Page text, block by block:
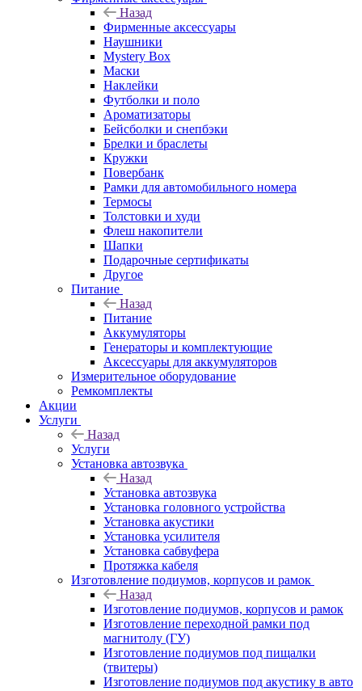
Назад
Фирменные аксессуары
Наушники
Mystery Box
Маски
Наклейки
Футболки и поло
Ароматизаторы
Бейсболки и снепбэки
Брелки и браслеты
Кружки
Повербанк
Рамки для автомобильного номера
Термосы
Толстовки и худи
Флеш накопители
Шапки
Подарочные сертификаты
Другое
Питание
Назад
Питание
Аккумуляторы
Генераторы и комплектующие
Аксессуары для аккумуляторов
Измерительное оборудование
Ремкомплекты
Акции
Услуги
Назад
Услуги
Установка автозвука
Назад
Установка автозвука
Установка головного устройства
Установка акустики
Установка усилителя
Установка сабвуфера
Протяжка кабеля
Изготовление подиумов, корпусов и рамок
Назад
Изготовление подиумов, корпусов и рамок
Изготовление переходной рамки под
магнитолу (ГУ)
Изготовление подиумов под пищалки
(твитеры)
Изготовление подиумов под акустику в авто